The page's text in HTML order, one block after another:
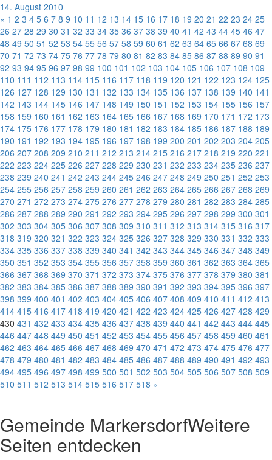
14. August 2010
« 1 2 3 4 5 6 7 8 9 10 11 12 13 14 15 16 17 18 19 20 21 22 23 24 25
26 27 28 29 30 31 32 33 34 35 36 37 38 39 40 41 42 43 44 45 46 47
48 49 50 51 52 53 54 55 56 57 58 59 60 61 62 63 64 65 66 67 68 69
70 71 72 73 74 75 76 77 78 79 80 81 82 83 84 85 86 87 88 89 90 91
92 93 94 95 96 97 98 99 100 101 102 103 104 105 106 107 108 109
110 111 112 113 114 115 116 117 118 119 120 121 122 123 124 125
126 127 128 129 130 131 132 133 134 135 136 137 138 139 140 141
142 143 144 145 146 147 148 149 150 151 152 153 154 155 156 157
158 159 160 161 162 163 164 165 166 167 168 169 170 171 172 173
174 175 176 177 178 179 180 181 182 183 184 185 186 187 188 189
190 191 192 193 194 195 196 197 198 199 200 201 202 203 204 205
206 207 208 209 210 211 212 213 214 215 216 217 218 219 220 221
222 223 224 225 226 227 228 229 230 231 232 233 234 235 236 237
238 239 240 241 242 243 244 245 246 247 248 249 250 251 252 253
254 255 256 257 258 259 260 261 262 263 264 265 266 267 268 269
270 271 272 273 274 275 276 277 278 279 280 281 282 283 284 285
286 287 288 289 290 291 292 293 294 295 296 297 298 299 300 301
302 303 304 305 306 307 308 309 310 311 312 313 314 315 316 317
318 319 320 321 322 323 324 325 326 327 328 329 330 331 332 333
334 335 336 337 338 339 340 341 342 343 344 345 346 347 348 349
350 351 352 353 354 355 356 357 358 359 360 361 362 363 364 365
366 367 368 369 370 371 372 373 374 375 376 377 378 379 380 381
382 383 384 385 386 387 388 389 390 391 392 393 394 395 396 397
398 399 400 401 402 403 404 405 406 407 408 409 410 411 412 413
414 415 416 417 418 419 420 421 422 423 424 425 426 427 428 429
430 431 432 433 434 435 436 437 438 439 440 441 442 443 444 445
446 447 448 449 450 451 452 453 454 455 456 457 458 459 460 461
462 463 464 465 466 467 468 469 470 471 472 473 474 475 476 477
478 479 480 481 482 483 484 485 486 487 488 489 490 491 492 493
494 495 496 497 498 499 500 501 502 503 504 505 506 507 508 509
510 511 512 513 514 515 516 517 518 »
Gemeinde MarkersdorfWeitere
Seiten entdecken